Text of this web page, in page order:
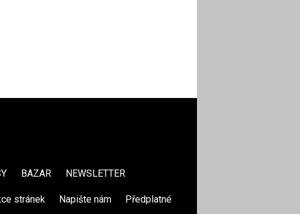
BAZAR NEWSLETTER
stránek Napište nám Předplatné